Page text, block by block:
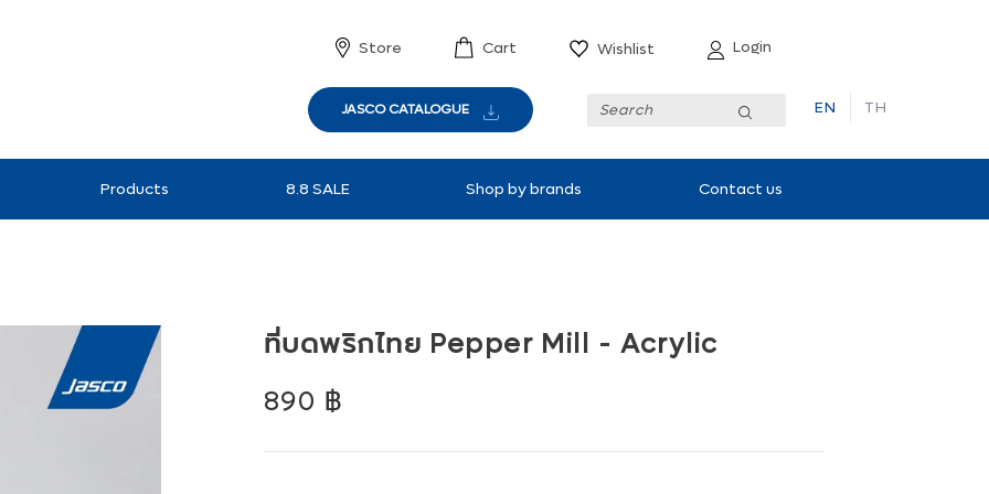
Store Cart Wishlist Login
JASCO CATALOGUE
Products 8.8 SALE Shop by brands Contact us
ที่บดพริกไทย Pepper Mill - Acrylic
Regular
890 ฿
EN TH